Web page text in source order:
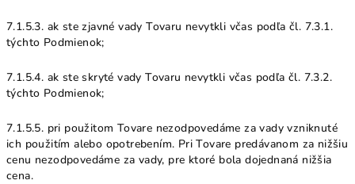
7.1.5.3. ak ste zjavné vady Tovaru nevytkli včas podľa čl. 7.3.1.
týchto Podmienok;
7.1.5.4. ak ste skryté vady Tovaru nevytkli včas podľa čl. 7.3.2.
týchto Podmienok;
7.1.5.5. pri použitom Tovare nezodpovedáme za vady vzniknuté
ich použitím alebo opotrebením. Pri Tovare predávanom za nižšiu
cenu nezodpovedáme za vady, pre ktoré bola dojednaná nižšia
cena.